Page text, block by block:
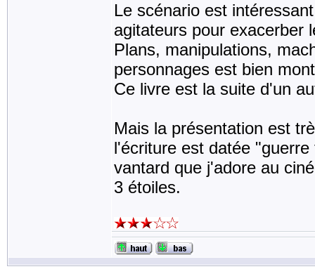
Le scénario est
agitateurs pour exacerber
Plans, manipulations,
personnages est bien
Ce livre est la suite d'un
Mais la présentation est
l'écriture est datée
vantard que j'adore au
3 étoiles.